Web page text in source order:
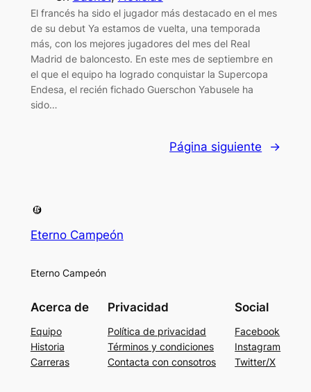
El francés ha sido el jugador más destacado en el mes
de su debut Ya estamos de vuelta, una temporada
más, con los mejores jugadores del mes del Real
Madrid de baloncesto. En este mes de septiembre en
el que el equipo ha logrado conquistar la Supercopa
Endesa, el recién fichado Guerschon Yabusele ha
sido…
Página siguiente →
Eterno Campeón
Eterno Campeón
Acerca de
Equipo
Historia
Carreras
Privacidad
Política de privacidad
Términos y condiciones
Contacta con consotros
Social
Facebook
Instagram
Twitter/X